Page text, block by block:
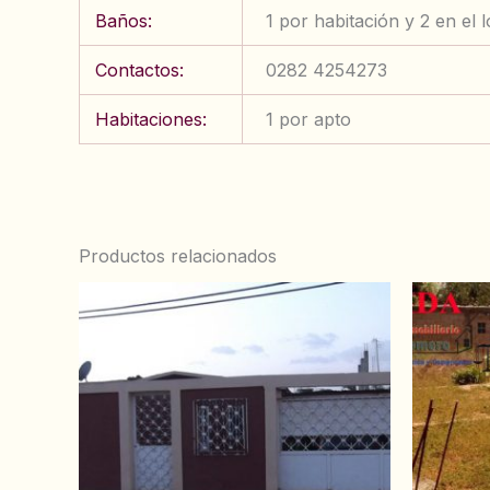
Baños: 1 por habitación y 2 en el
Contactos: 0282 4254273
Habitaciones: 1 por apto
Productos relacionados